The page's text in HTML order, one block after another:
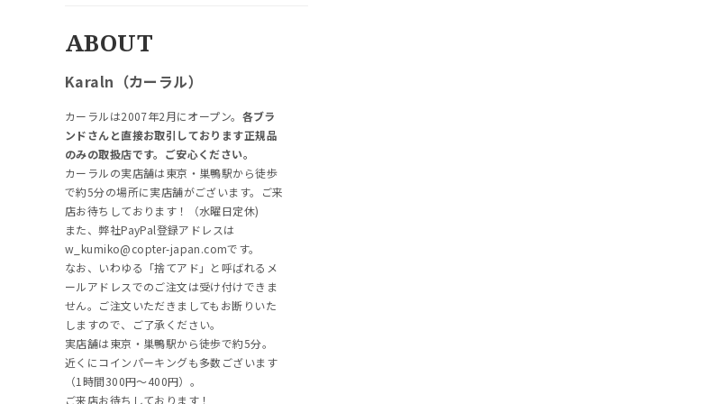
ABOUT
Karaln（カーラル）
カーラルは2007年2月にオープン。 各ブラ
ンドさんと直接お取引しております正規品
のみの取扱店です。ご安心ください。
カーラルの実店舗は東京・巣鴨駅から徒歩
で約5分の場所に実店舗がございます。ご来
店お待ちしております！（水曜日定休)
また、弊社PayPal登録アドレスは
w_kumiko@copter-japan.comです。
なお、いわゆる「捨てアド」と呼ばれるメ
ールアドレスでのご注文は受け付けできま
せん。ご注文いただきましてもお断りいた
しますので、ご了承ください。
実店舗は東京・巣鴨駅から徒歩で約5分。
近くにコインパーキングも多数ございます
（1時間300円～400円）。
ご来店お待ちしております！